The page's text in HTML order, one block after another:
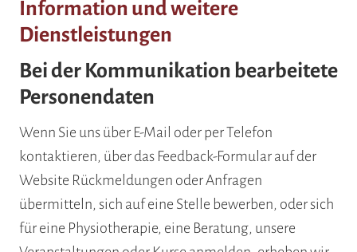
Information und weitere
Dienstleistungen
Bei der Kommunikation bearbeitete
Personendaten
Wenn Sie uns über E-Mail oder per Telefon
kontaktieren, über das Feedback-Formular auf der
Website Rückmeldungen oder Anfragen
übermitteln, sich auf eine Stelle bewerben, oder sich
für eine Physiotherapie, eine Beratung, unsere